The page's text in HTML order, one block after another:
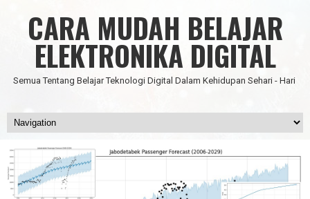
CARA MUDAH BELAJAR
ELEKTRONIKA DIGITAL
Semua Tentang Belajar Teknologi Digital Dalam Kehidupan Sehari - Hari